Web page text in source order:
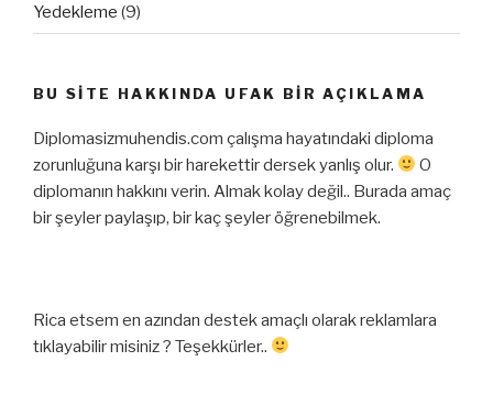
Yedekleme (9)
BU SITE HAKKINDA UFAK BIR AÇIKLAMA
Diplomasizmuhendis.com çalışma hayatındaki diploma
zorunluğuna karşı bir harekettir dersek yanlış olur.
O
diplomanın hakkını verin. Almak kolay değil.. Burada amaç
bir şeyler paylaşıp, bir kaç şeyler öğrenebilmek.
Rica etsem en azından destek amaçlı olarak reklamlara
tıklayabilir misiniz ? Teşekkürler..